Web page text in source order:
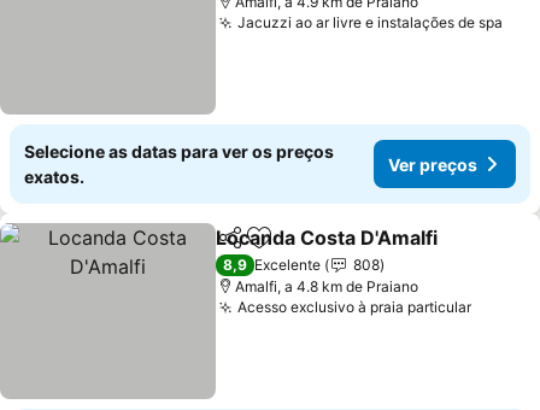
Jacuzzi ao ar livre e instalações de spa
Selecione as datas para ver os preços
exatos.
Ver preços
PartilharAdicionar aos favoritos
Locanda Costa D'Amalfi
8,9 Excelente
808
Amalfi, a 4.8 km de Praiano
Acesso exclusivo à praia particularVer